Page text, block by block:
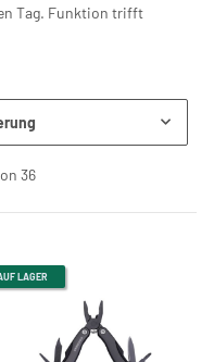
Tag. Funktion trifft
36
LAGER